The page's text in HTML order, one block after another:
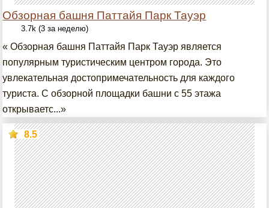
Обзорная башня Паттайя Парк Тауэр
3.7k (3 за неделю)
« Обзорная башня Паттайя Парк Тауэр является
популярным туристическим центром города. Это
увлекательная достопримечательность для каждого
туриста. С обзорной площадки башни с 55 этажа
открываетс...»
8.5